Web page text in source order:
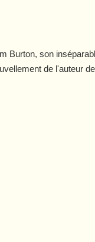
Burton, son
de l'auteur de